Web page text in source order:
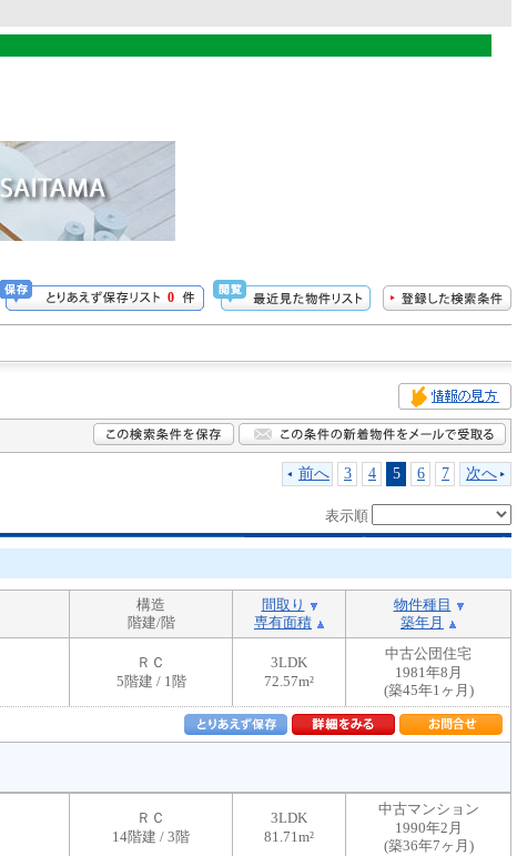
0
前へ 3 4 5 6 7 次へ
表示順
構造
階建/階
間取り
専有面積
物件種目
築年月
ＲＣ
5階建 / 1階
3LDK
72.57m²
中古公団住宅
1981年8月
(築45年1ヶ月)
ＲＣ
14階建 / 3階
3LDK
81.71m²
中古マンション
1990年2月
(築36年7ヶ月)